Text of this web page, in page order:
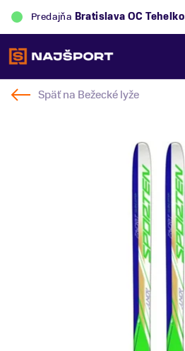
Predajňa Bratislava OC Tehelko
Späť na Bežecké lyže